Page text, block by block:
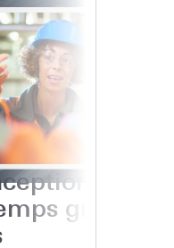
en
grâce à